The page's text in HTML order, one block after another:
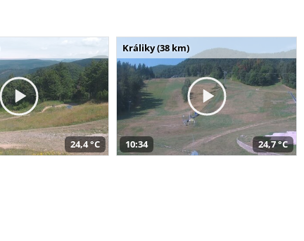
24,4 °C
Králiky (38 km)
10:34 24,7 °C